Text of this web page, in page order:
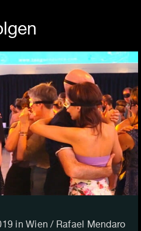
in Wien / Rafael Mendaro